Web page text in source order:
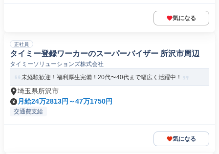
気になる
正社員
タイミー登録ワーカーのスーパーバイザー 所沢市周辺
タイミーソリューションズ株式会社
未経験歓迎！福利厚生完備！20代〜40代まで幅広く活躍中！
埼玉県所沢市
月給24万2813円～47万1750円
交通費支給
気になる